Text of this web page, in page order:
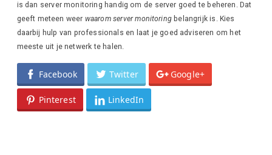
is dan server monitoring handig om de server goed te beheren. Dat
geeft meteen weer waarom server monitoring belangrijk is. Kies
daarbij hulp van professionals en laat je goed adviseren om het
meeste uit je netwerk te halen.
Facebook Twitter Google+
Pinterest LinkedIn